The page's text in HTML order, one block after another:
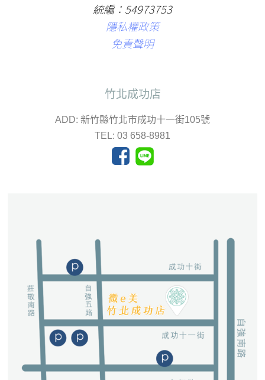
統編：54973753
隱私權政策
免責聲明
竹北成功店
ADD: 新竹縣竹北市成功十一街105號
TEL: 03 658-8981